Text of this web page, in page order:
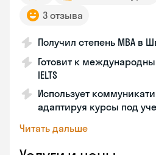
3 отзыва
Получил степень MBA в
Готовит к
IELTS
Использует
адаптируя курсы под
Читать дальше